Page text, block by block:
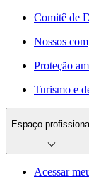
Comitê de
Nossos
Proteção
Turismo e
Espaço
Acessar